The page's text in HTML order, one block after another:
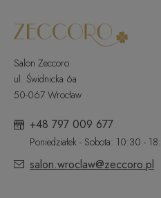
Salon Zeccoro
ul. Świdnicka 6a
50-067 Wrocław
+48 797 009 677
Poniedziałek - Sobota: 10:30 -
salon.wroclaw@zeccoro.pl